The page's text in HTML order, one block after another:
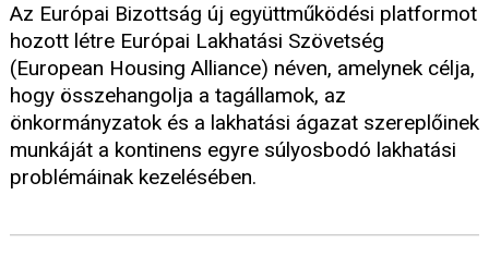
Az Európai Bizottság új együttműködési platformot
hozott létre Európai Lakhatási Szövetség
(European Housing Alliance) néven, amelynek célja,
hogy összehangolja a tagállamok, az
önkormányzatok és a lakhatási ágazat szereplőinek
munkáját a kontinens egyre súlyosbodó lakhatási
problémáinak kezelésében.